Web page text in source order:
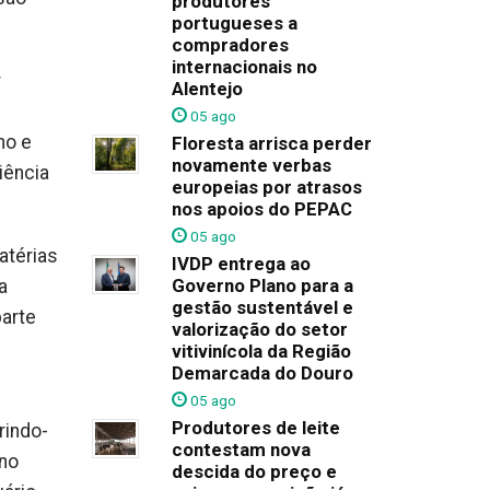
e
portugueses a
compradores
internacionais no
Alentejo
05 ago
Floresta arrisca perder
novamente verbas
europeias por atrasos
nos apoios do PEPAC
05 ago
IVDP entrega ao
Governo Plano para a
gestão sustentável e
valorização do setor
vitivinícola da Região
Demarcada do Douro
05 ago
Produtores de leite
contestam nova
descida do preço e